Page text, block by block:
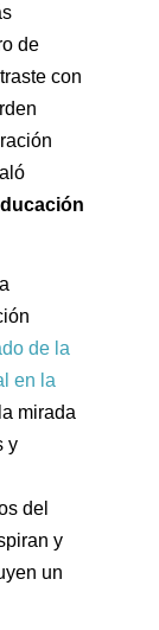
de
con
de la
en la
mirada
y
del
y
un